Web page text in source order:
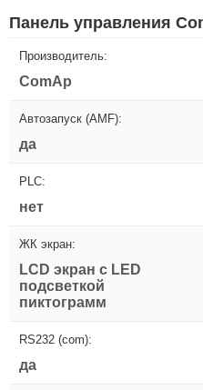
Панель управления
Производитель:
ComAp
Автозапуск (AMF):
да
PLC:
нет
ЖК экран:
LCD экран с LED
подсветкой
пиктограмм
RS232 (com):
да